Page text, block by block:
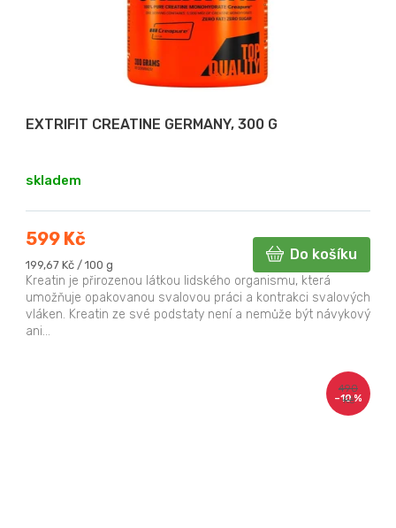
EXTRIFIT CREATINE GERMANY, 300 G
skladem
599 Kč
Měrná
cena:
199,67 Kč / 100 g
Do košíku
Kreatin je přirozenou látkou lidského organismu, která
umožňuje opakovanou svalovou práci a kontrakci svalových
vláken. Kreatin ze své podstaty není a nemůže být návykový
ani...
490
Kč
–10 %